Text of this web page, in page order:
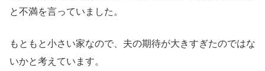
と不満を言っていました。
もともと小さい家なので、夫の期待が大きすぎたのではな
いかと考えています。